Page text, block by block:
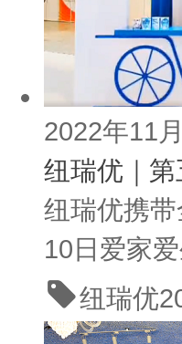
2022年11
纽瑞优｜
纽瑞优携
10日爱家
纽瑞优